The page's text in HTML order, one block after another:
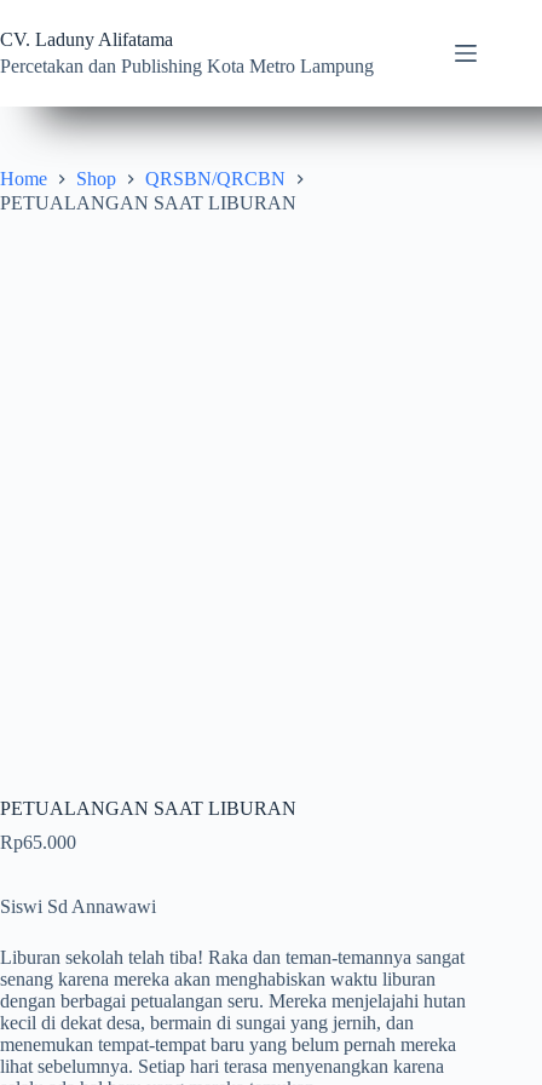
to
content
CV. Laduny Alifatama
Percetakan dan Publishing Kota Metro Lampung
Home Shop
QRSBN/QRCBN
PETUALANGAN SAAT LIBURAN
PETUALANGAN SAAT LIBURAN
Rp65.000
Siswi Sd Annawawi
Liburan sekolah telah tiba! Raka dan teman-temannya sangat
senang karena mereka akan menghabiskan waktu liburan
dengan berbagai petualangan seru. Mereka menjelajahi hutan
kecil di dekat desa, bermain di sungai yang jernih, dan
menemukan tempat-tempat baru yang belum pernah mereka
lihat sebelumnya. Setiap hari terasa menyenangkan karena